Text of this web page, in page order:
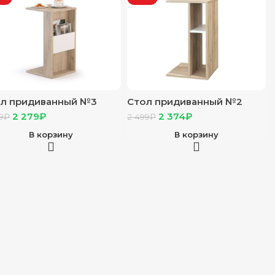
придиванный №3
сонома/бодега
₽ 2 279₽
В корзину
Стол придиванный №2
(дуб сонома/бодега
светлая)
2 499₽ 2 374₽
В корзину